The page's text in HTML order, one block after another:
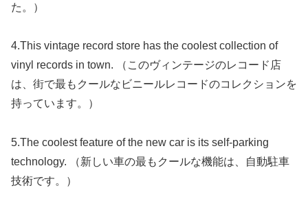
た。）
4.This vintage record store has the coolest collection of
vinyl records in town. （このヴィンテージのレコード店
は、街で最もクールなビニールレコードのコレクションを
持っています。）
5.The coolest feature of the new car is its self-parking
technology. （新しい車の最もクールな機能は、自動駐車
技術です。）